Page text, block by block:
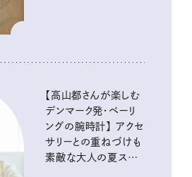
【高山都さんが楽しむ
デンマーク発・ベーリ
ングの腕時計】 アクセ
サリーとの重ねづけも
素敵な大人の夏スタイ